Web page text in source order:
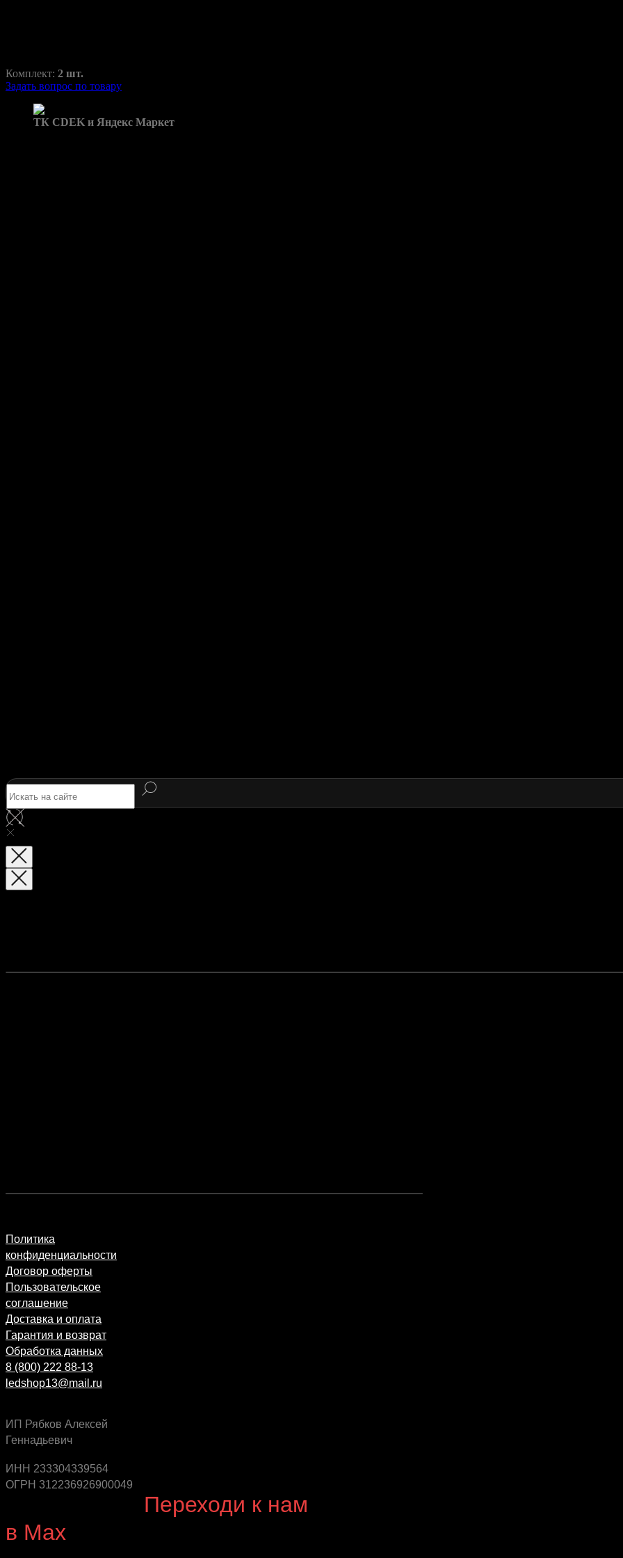
Комплект: 2 шт.
Задать вопрос по товару
ТК CDEK и Яндекс Маркет
новинок и новых поступлений на склад
Переходи к нам
в Max
Политика
конфиденциальности
Договор оферты
Пользовательское
соглашение
Доставка и оплата
Гарантия и возврат
Обработка данных
8 (800) 222 88-13
ledshop13@mail.ru
ИП Рябков Алексей
Геннадьевич
ИНН 233304339564
ОГРН 312236926900049